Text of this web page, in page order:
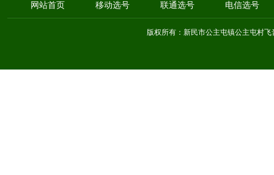
网站首页 移动选号 联通选号 电信选号
版权所有：新民市公主屯镇公主屯村